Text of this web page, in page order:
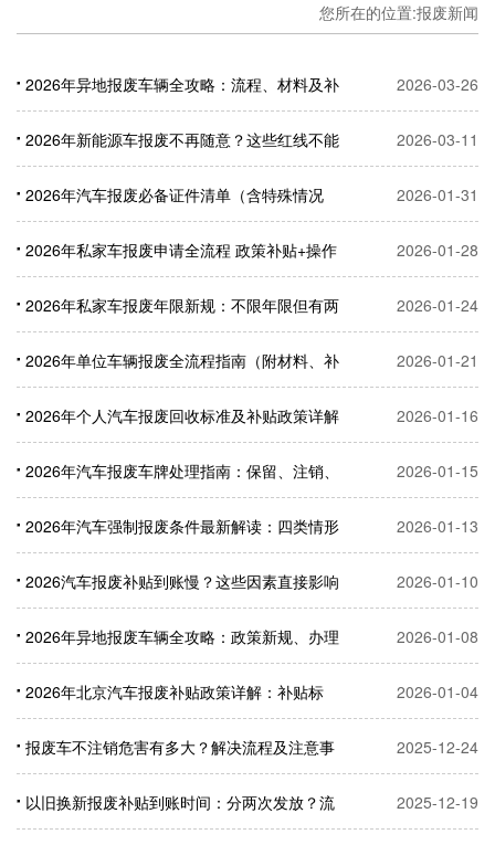
您所在的位置:报废新闻
2026-03-26
2026年异地报废车辆全攻略：流程、材料及补
贴申领指南 2026-03-11
2026年新能源车报废不再随意？这些红线不能
碰 2026-01-31
2026年汽车报废必备证件清单（含特殊情况
+补贴申请材料） 2026-01-28
2026年私家车报废申请全流程 政策补贴+操作
步骤一文讲清 2026-01-24
2026年私家车报废年限新规：不限年限但有两
大核心限制，补贴政策详解 2026-01-21
2026年单位车辆报废全流程指南（附材料、补
贴及避坑要点） 2026-01-16
2026年个人汽车报废回收标准及补贴政策详解
2026-01-15
2026年汽车报废车牌处理指南：保留、注销、
转让全流程解析 2026-01-13
2026年汽车强制报废条件最新解读：四类情形
+补贴政策全梳理 2026-01-10
2026汽车报废补贴到账慢？这些因素直接影响
等待时间 2026-01-08
2026年异地报废车辆全攻略：政策新规、办理
流程及补贴申领指南 2026-01-04
2026年北京汽车报废补贴政策详解：补贴标
准、申请条件及流程全攻略 2025-12-24
报废车不注销危害有多大？解决流程及注意事
项（全国通用） 2025-12-19
以旧换新报废补贴到账时间：分两次发放？流